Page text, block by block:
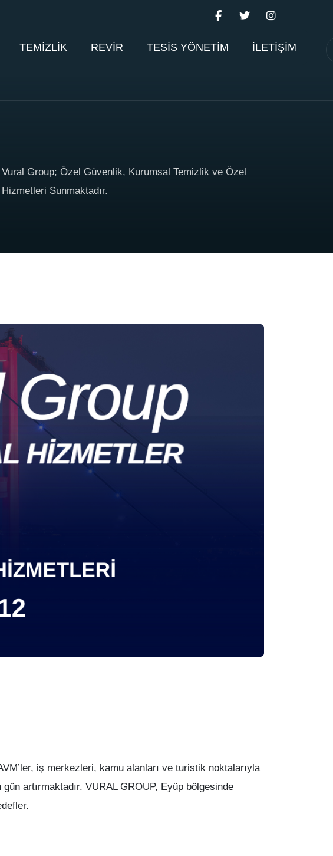
TEMİZLİK REVİR TESİS YÖNETİM İLETİŞİM
Vural Group; Özel Güvenlik, Kurumsal Temizlik ve Özel
Hizmetleri Sunmaktadır.
iş merkezleri, kamu alanları ve turistik noktalarıyla
artırmaktadır. VURAL GROUP, Eyüp bölgesinde